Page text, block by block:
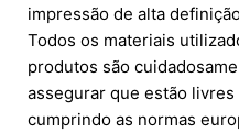
impressão de alta
Todos os materiais
produtos são
assegurar que estão
cumprindo as normas